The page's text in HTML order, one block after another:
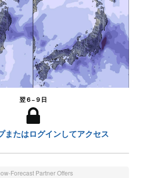
翌６−９日
またはログインしてアクセス
Forecast Partner Offers